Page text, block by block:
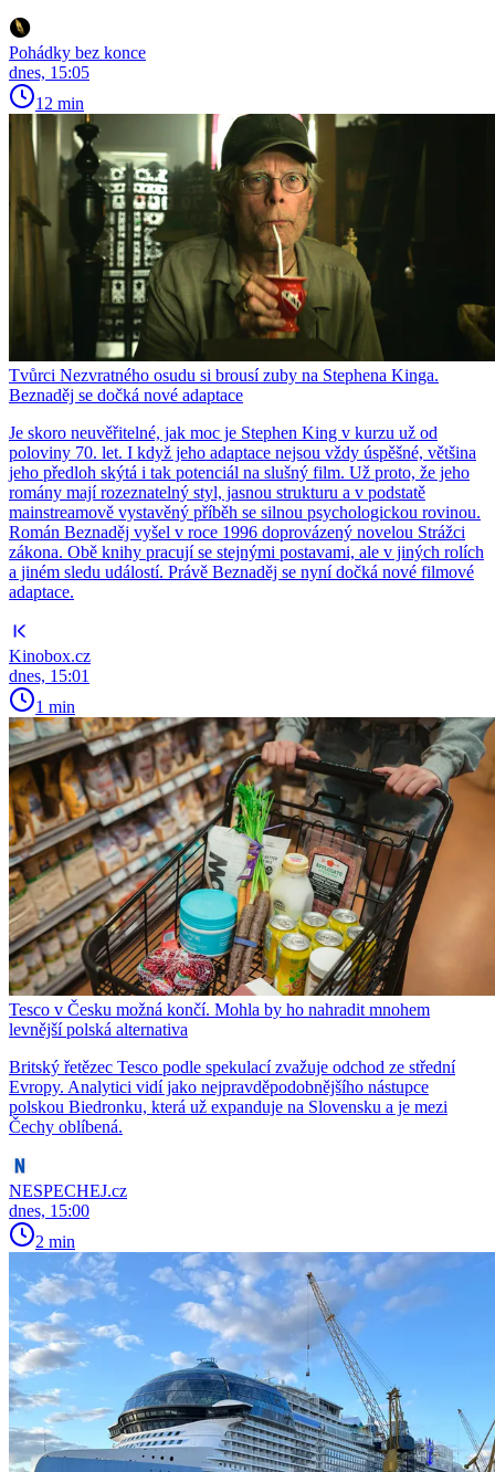
Pohádky bez konce
dnes, 15:05
12 min
Tvůrci Nezvratného osudu si brousí zuby na Stephena Kinga.
Beznaděj se dočká nové adaptace
Je skoro neuvěřitelné, jak moc je Stephen King v kurzu už od
poloviny 70. let. I když jeho adaptace nejsou vždy úspěšné, většina
jeho předloh skýtá i tak potenciál na slušný film. Už proto, že jeho
romány mají rozeznatelný styl, jasnou strukturu a v podstatě
mainstreamově vystavěný příběh se silnou psychologickou rovinou.
Román Beznaděj vyšel v roce 1996 doprovázený novelou Strážci
zákona. Obě knihy pracují se stejnými postavami, ale v jiných rolích
a jiném sledu událostí. Právě Beznaděj se nyní dočká nové filmové
adaptace.
Kinobox.cz
dnes, 15:01
1 min
Tesco v Česku možná končí. Mohla by ho nahradit mnohem
levnější polská alternativa
Britský řetězec Tesco podle spekulací zvažuje odchod ze střední
Evropy. Analytici vidí jako nejpravděpodobnějšího nástupce
polskou Biedronku, která už expanduje na Slovensku a je mezi
Čechy oblíbená.
NESPECHEJ.cz
dnes, 15:00
2 min